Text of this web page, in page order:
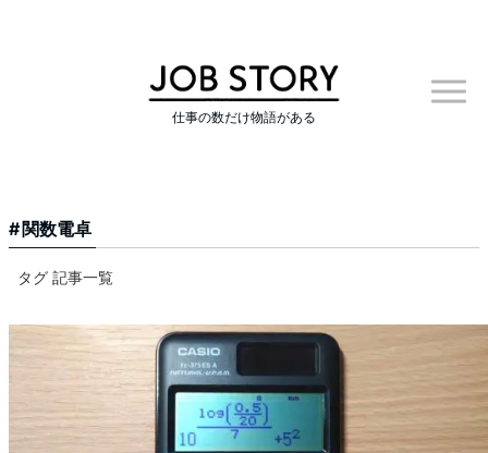
仕事の数だけ物語がある
関数電卓
タグ 記事一覧